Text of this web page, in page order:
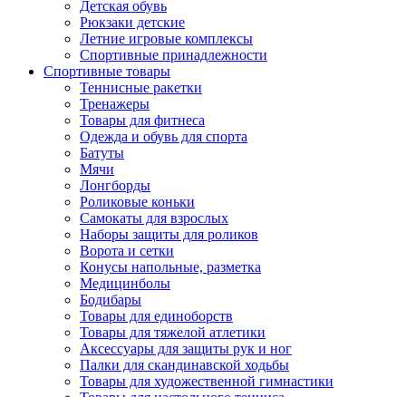
Детская обувь
Рюкзаки детские
Летние игровые комплексы
Спортивные принадлежности
Спортивные товары
Теннисные ракетки
Тренажеры
Товары для фитнеса
Одежда и обувь для спорта
Батуты
Мячи
Лонгборды
Роликовые коньки
Самокаты для взрослых
Наборы защиты для роликов
Ворота и сетки
Конусы напольные, разметка
Медицинболы
Бодибары
Товары для единоборств
Товары для тяжелой атлетики
Аксессуары для защиты рук и ног
Палки для скандинавской ходьбы
Товары для художественной гимнастики